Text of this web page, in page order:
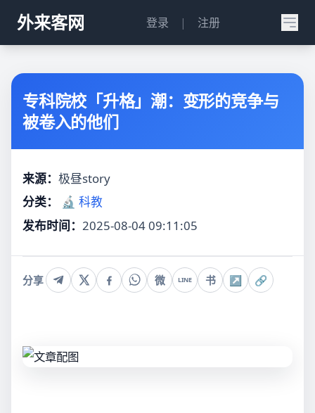
外来客网 登录 | 注册
专科院校「升格」潮：变形的竞争与
被卷入的他们
来源： 极昼story
分类：
🔬 科教
发布时间： 2025-08-04 09:11:05
分享 微 LINE 书 ↗ 🔗